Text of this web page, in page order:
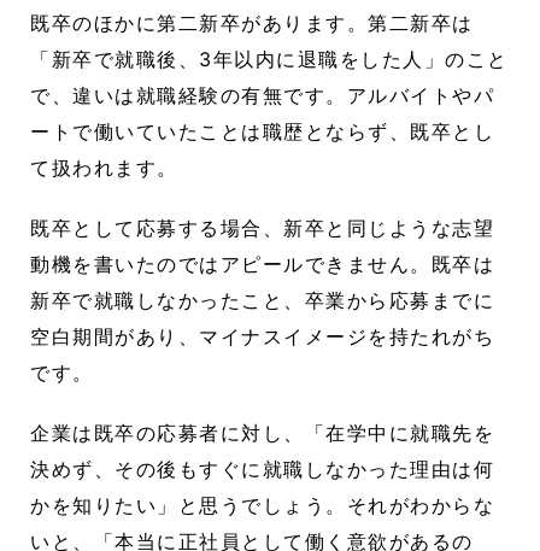
既卒のほかに第二新卒があります。第二新卒は
「新卒で就職後、3年以内に退職をした人」のこと
で、違いは就職経験の有無です。アルバイトやパ
ートで働いていたことは職歴とならず、既卒とし
て扱われます。
既卒として応募する場合、新卒と同じような志望
動機を書いたのではアピールできません。既卒は
新卒で就職しなかったこと、卒業から応募までに
空白期間があり、マイナスイメージを持たれがち
です。
企業は既卒の応募者に対し、「在学中に就職先を
決めず、その後もすぐに就職しなかった理由は何
かを知りたい」と思うでしょう。それがわからな
いと、「本当に正社員として働く意欲があるの